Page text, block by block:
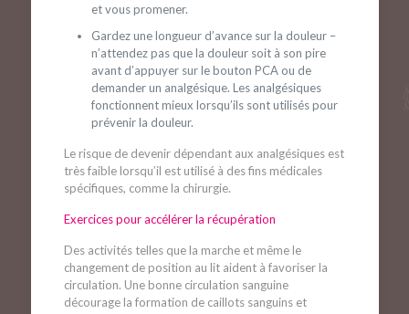
et vous promener.
Gardez une longueur d’avance sur la douleur –
n’attendez pas que la douleur soit à son pire
avant d’appuyer sur le bouton PCA ou de
demander un analgésique. Les analgésiques
fonctionnent mieux lorsqu’ils sont utilisés pour
prévenir la douleur.
Le risque de devenir dépendant aux analgésiques est
très faible lorsqu’il est utilisé à des fins médicales
spécifiques, comme la chirurgie.
Exercices pour accélérer la récupération
Des activités telles que la marche et même le
changement de position au lit aident à favoriser la
circulation. Une bonne circulation sanguine
décourage la formation de caillots sanguins et